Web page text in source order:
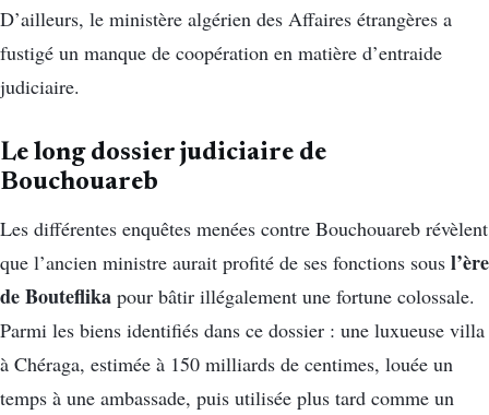
D’ailleurs, le ministère algérien des Affaires étrangères a
fustigé un manque de coopération en matière d’entraide
judiciaire.
Le long dossier judiciaire de
Bouchouareb
Les différentes enquêtes menées contre Bouchouareb révèlent
que l’ancien ministre aurait profité de ses fonctions sous l’ère
de Bouteflika pour bâtir illégalement une fortune colossale.
Parmi les biens identifiés dans ce dossier : une luxueuse villa
à Chéraga, estimée à 150 milliards de centimes, louée un
temps à une ambassade, puis utilisée plus tard comme un